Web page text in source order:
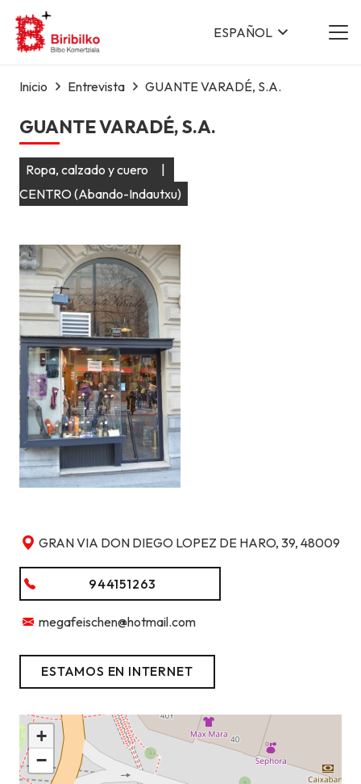
ESPAÑOL
Inicio Entrevista GUANTE VARADÉ, S.A.
GUANTE VARADÉ, S.A.
Ropa, calzado y cuero
|
CENTRO (Abando-Indautxu)
GRAN VIA DON DIEGO LOPEZ DE HARO, 39, 48009
944151263
megafeischen@hotmail.com
ESTAMOS EN INTERNET
+
−